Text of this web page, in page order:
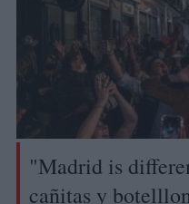
"Madrid is
cañitas y